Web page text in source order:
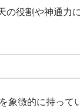
の役割や神通力
象徴的に持って